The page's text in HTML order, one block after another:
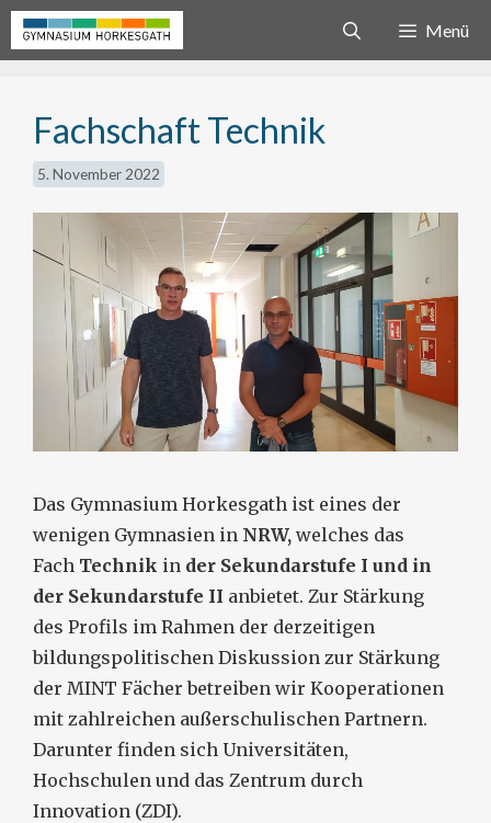
Zum
Inhalt
Menü
Fachschaft Technik
5. November 2022
Das Gymnasium Horkesgath ist eines der
wenigen Gymnasien in NRW, welches das
Fach Technik in der Sekundarstufe I und in
der Sekundarstufe II anbietet. Zur Stärkung
des Profils im Rahmen der derzeitigen
bildungspolitischen Diskussion zur Stärkung
der MINT Fächer betreiben wir Kooperationen
mit zahlreichen außerschulischen Partnern.
Darunter finden sich Universitäten,
Hochschulen und das Zentrum durch
Innovation (ZDI).